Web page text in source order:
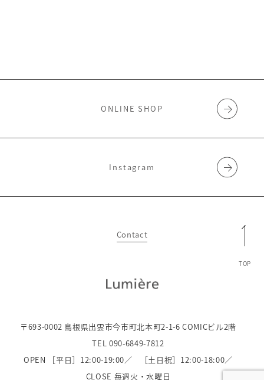
TOP
ONLINE SHOP
Instagram
Contact
〒693-0002 島根県出雲市今市町北本町2-1-6 COMICビル2階
TEL 090-6849-7812
OPEN ［平日］12:00-19:00／
［土日祝］12:00-18:00／
CLOSE 毎週火・水曜日